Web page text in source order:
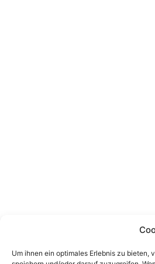
Um ihnen ein optimales Erlebnis zu